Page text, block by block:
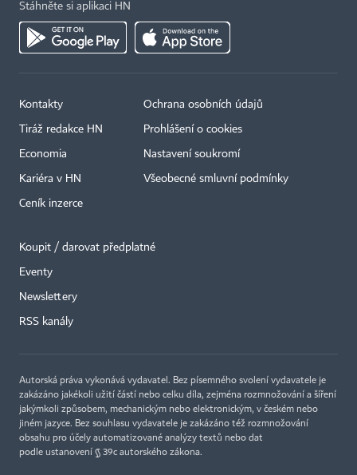
Stáhněte si aplikaci HN
Kontakty
Tiráž redakce HN
Economia
Kariéra v HN
Ceník inzerce
Ochrana osobních údajů
Prohlášení o cookies
Nastavení soukromí
Všeobecné smluvní podmínky
Koupit / darovat předplatné
Eventy
Newslettery
RSS kanály
Autorská práva vykonává vydavatel. Bez písemného svolení vydavatele je
zakázáno jakékoli užití částí nebo celku díla, zejména rozmnožování a šíření
jakýmkoli způsobem, mechanickým nebo elektronickým, v českém nebo
jiném jazyce. Bez souhlasu vydavatele je zakázáno též rozmnožování
obsahu pro účely automatizované analýzy textů nebo dat
podle ustanovení § 39c autorského zákona.